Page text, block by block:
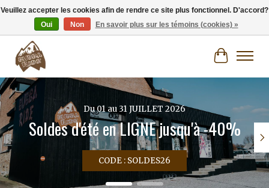
Livraison gratuite à partir de 80€.
Panier
Hero slideshow items
Du 01 au 31 JUILLET 2026
Soldes d'été en LIGNE jusqu'à -40%
CODE : SOLDES26
Veuillez accepter les cookies afin de rendre ce site plus fonctionnel. D'accord?
Oui
Non En savoir plus sur les témoins (cookies) »